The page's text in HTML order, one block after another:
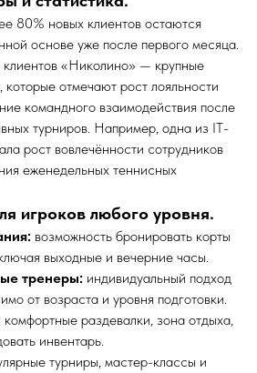
80% новых клиентов остаются
основе уже после первого месяца.
«Николино» — крупные
отмечают рост лояльности
командного взаимодействия после
турниров. Например, одна из IT-
рост вовлечённости сотрудников
еженедельных теннисных
игроков любого уровня.
возможность бронировать корты
выходные и вечерние часы.
тренеры: индивидуальный подход
от возраста и уровня подготовки.
комфортные раздевалки, зона отдыха,
инвентарь.
турниры, мастер-классы и